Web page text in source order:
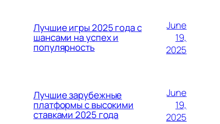
Лучшие игры 2025 года с
шансами на успех и
популярность
June
19,
2025
Лучшие зарубежные
платформы с высокими
ставками 2025 года
June
19,
2025